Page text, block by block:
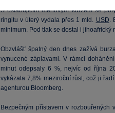
S oslabujícím měnovým kurzem se
ringitu v úterý vydala přes 1 mld. USD.
minimum. Pod tlak se dostal i jihoafrický
Obzvlášť špatný den dnes zažívá
vynucené záplavami. V rámci
minut odepsaly 6 %, nejvíc od října
vykázala 7,8% meziroční růst, což ji
agenturou Bloomberg.
Bezpečným přístavem v